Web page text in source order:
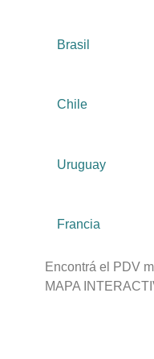
Brasil
Chile
Uruguay
Francia
Encontrá el PDV
MAPA